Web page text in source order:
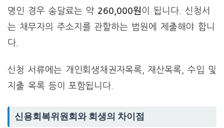
명인 경우 송달료는 약 260,000원이 됩니다. 신청서
는 채무자의 주소지를 관할하는 법원에 제출해야 합니
다.
신청 서류에는 개인회생채권자목록, 재산목록, 수입 및
지출 목록 등이 포함됩니다.
신용회복위원회와 회생의 차이점